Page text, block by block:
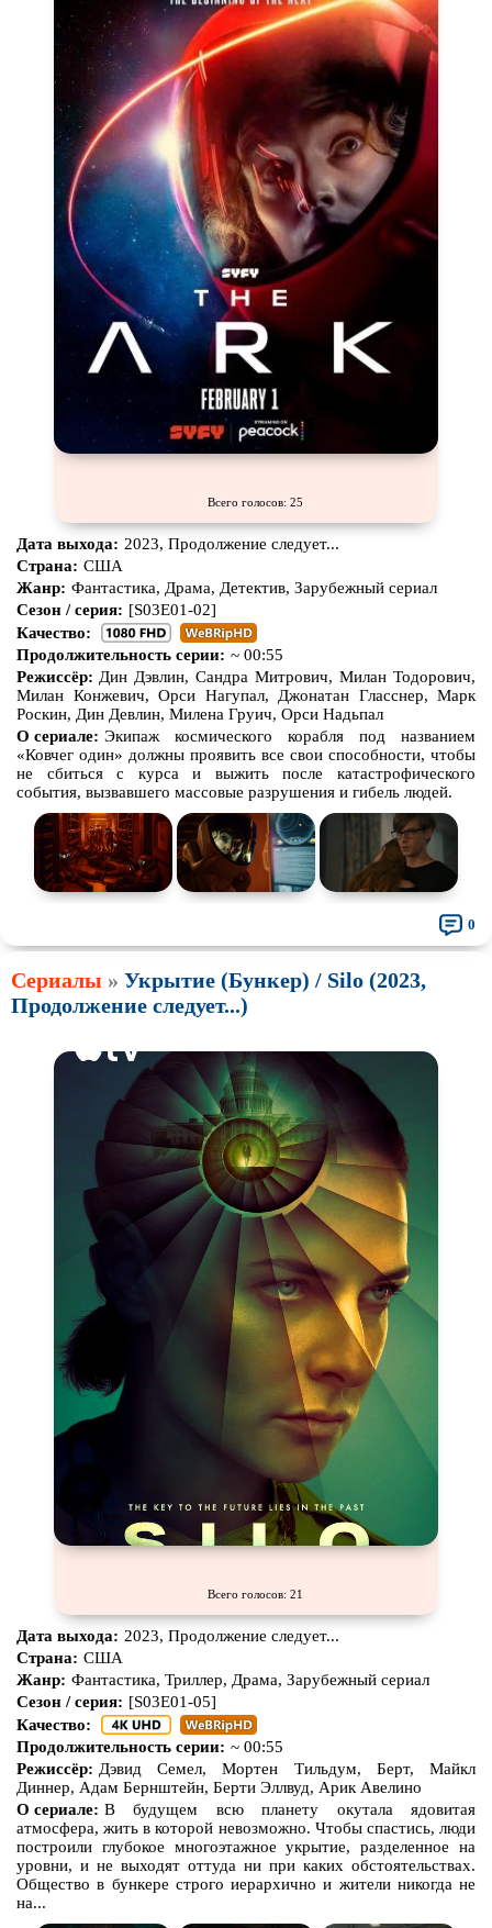
Всего голосов: 25
Дата выхода: 2023, Продолжение следует...
Страна: США
Жанр: Фантастика, Драма, Детектив, Зарубежный сериал
Сезон / серия: [S03E01-02]
Качество:
Продолжительность серии: ~ 00:55
Режиссёр: Дин Дэвлин, Сандра Митрович, Милан Тодорович,
Милан Конжевич, Орси Нагyпал, Джонатан Гласснер, Марк
Роскин, Дин Девлин, Милена Груич, Орси Надьпал
О сериале: Экипаж космического корабля под названием
«Ковчег один» должны проявить все свои способности, чтобы
не сбиться с курса и выжить после катастрофического
события, вызвавшего массовые разрушения и гибель людей.
0
Сериалы » Укрытие (Бункер) / Silo (2023,
Продолжение следует...)
Всего голосов: 21
Дата выхода: 2023, Продолжение следует...
Страна: США
Жанр: Фантастика, Триллер, Драма, Зарубежный сериал
Сезон / серия: [S03E01-05]
Качество:
Продолжительность серии: ~ 00:55
Режиссёр: Дэвид Семел, Мортен Тильдум, Берт, Майкл
Диннер, Адам Бернштейн, Берти Эллвуд, Арик Авелино
О сериале: В будущем всю планету окутала ядовитая
атмосфера, жить в которой невозможно. Чтобы спастись, люди
построили глубокое многоэтажное укрытие, разделенное на
уровни, и не выходят оттуда ни при каких обстоятельствах.
Общество в бункере строго иерархично и жители никогда не
на...